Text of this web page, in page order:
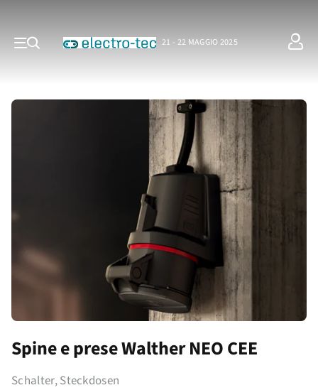
21 - 22 MAGGIO 2025
Spine e prese Walther NEO CEE
Schalter, Steckdosen